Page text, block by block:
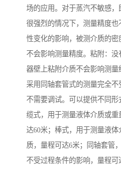
场的应用。对于蒸汽不敏感
很强烈的情况下，测量精度
性变化的影响，被测介质的
不会影响测量精度。粘附：
器壁上粘附介质不会影响测
采用同轴套管式的测量完全不
不需要调试。可以提供不同形
缆式，用于测量液体介质或重
达60米；棒式，用于测量液
质，量程可达6米；同轴套管
不受过程条件的影响，量程可